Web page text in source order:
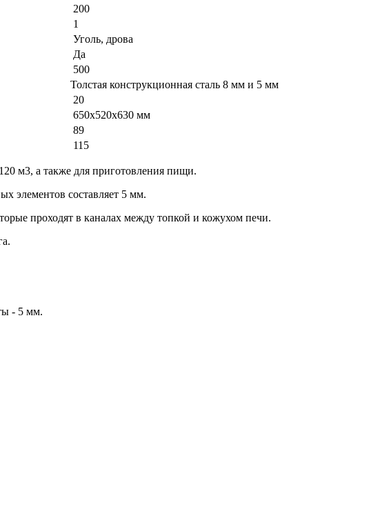
200
1
Уголь, дрова
Да
500
Толстая конструкционная сталь 8 мм и 5 мм
20
650х520х630 мм
89
115
м3, а также для приготовления пищи.
элементов составляет 5 мм.
проходят в каналах между топкой и кожухом печи.
- 5 мм.